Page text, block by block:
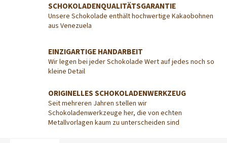
SCHOKOLADENQUALITÄTSGARANTIE
Unsere Schokolade enthält hochwertige Kakaobohnen
aus Venezuela
EINZIGARTIGE HANDARBEIT
Wir legen bei jeder Schokolade Wert auf jedes noch so
kleine Detail
ORIGINELLES SCHOKOLADENWERKZEUG
Seit mehreren Jahren stellen wir
Schokoladenwerkzeuge her, die von echten
Metallvorlagen kaum zu unterscheiden sind